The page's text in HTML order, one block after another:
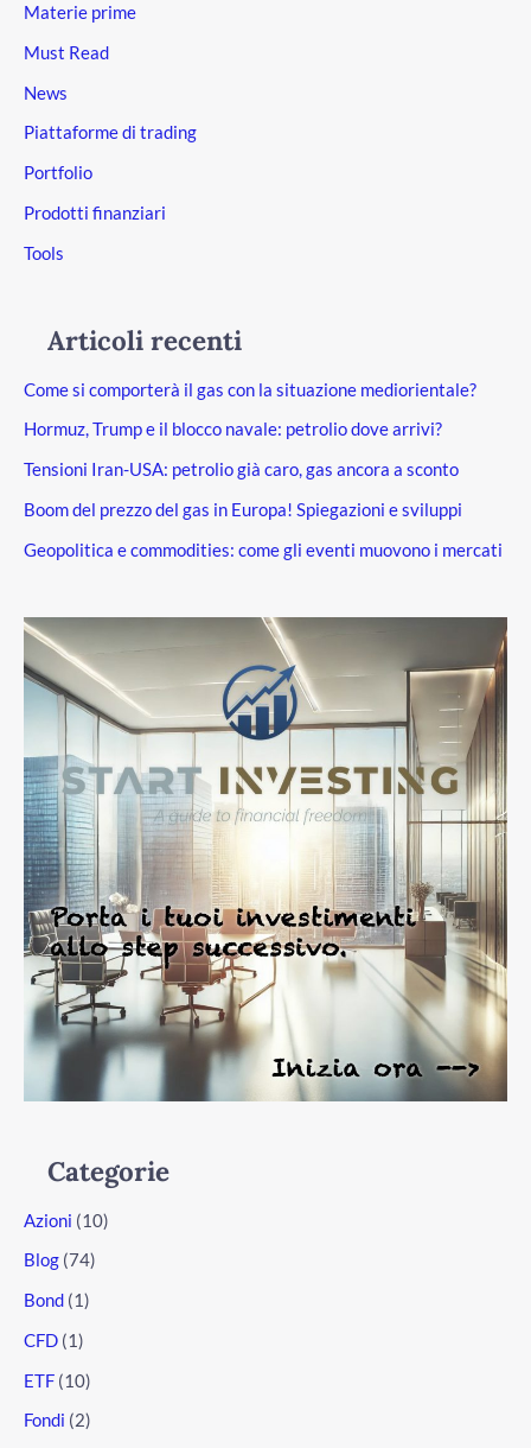
Materie prime
Must Read
News
Piattaforme di trading
Portfolio
Prodotti finanziari
Tools
Articoli recenti
Come si comporterà il gas con la situazione mediorientale?
Hormuz, Trump e il blocco navale: petrolio dove arrivi?
Tensioni Iran-USA: petrolio già caro, gas ancora a sconto
Boom del prezzo del gas in Europa! Spiegazioni e sviluppi
Geopolitica e commodities: come gli eventi muovono i mercati
Categorie
Azioni (10)
Blog (74)
Bond (1)
CFD (1)
ETF (10)
Fondi (2)